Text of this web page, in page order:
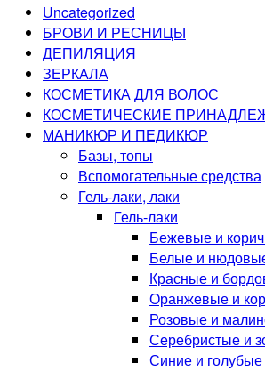
Uncategorized
БРОВИ И РЕСНИЦЫ
ДЕПИЛЯЦИЯ
ЗЕРКАЛА
КОСМЕТИКА ДЛЯ ВОЛОС
КОСМЕТИЧЕСКИЕ
МАНИКЮР И ПЕДИКЮР
Базы, топы
Вспомогательные средства
Гель-лаки, лаки
Гель-лаки
Бежевые и
Белые и
Красные и
Оранжевые и
Розовые и
Серебристые и
Синие и голубые